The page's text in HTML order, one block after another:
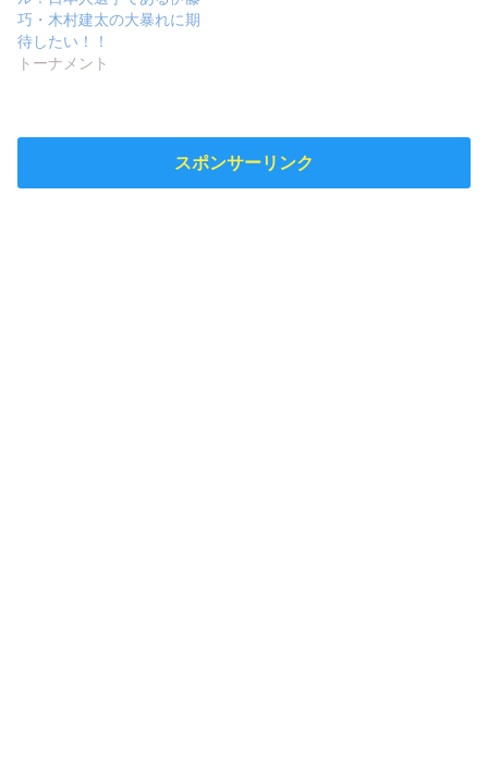
巧・木村建太の大暴れに期
待したい！！
トーナメント
スポンサーリンク